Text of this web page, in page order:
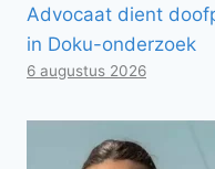
Advocaat dient
in Doku-onderzoek
6 augustus 2026